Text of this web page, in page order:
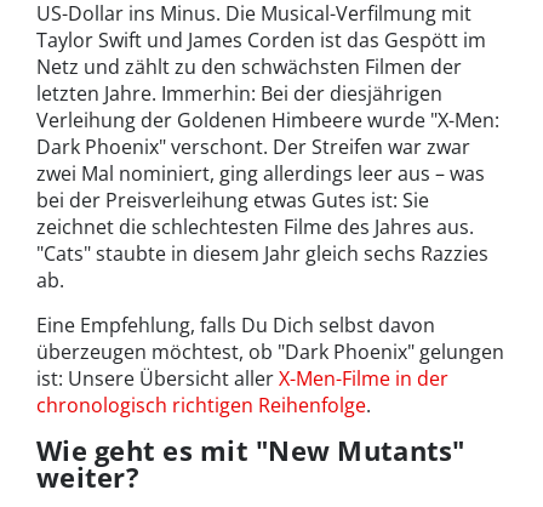
US-Dollar ins Minus. Die Musical-Verfilmung mit
Taylor Swift und James Corden ist das Gespött im
Netz und zählt zu den schwächsten Filmen der
letzten Jahre. Immerhin: Bei der diesjährigen
Verleihung der Goldenen Himbeere wurde "X-Men:
Dark Phoenix" verschont. Der Streifen war zwar
zwei Mal nominiert, ging allerdings leer aus – was
bei der Preisverleihung etwas Gutes ist: Sie
zeichnet die schlechtesten Filme des Jahres aus.
"Cats" staubte in diesem Jahr gleich sechs Razzies
ab.
Eine Empfehlung, falls Du Dich selbst davon
überzeugen möchtest, ob "Dark Phoenix" gelungen
ist: Unsere Übersicht allerX-Men-Filme in der
chronologisch richtigen Reihenfolge.
Wie geht es mit "New Mutants"
weiter?